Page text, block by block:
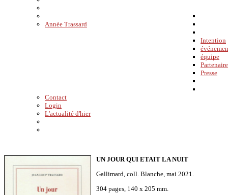
Année Trassard
Intention
équipe
Presse
Contact
Login
L'actualité d'hier
UN JOUR QUI ETAIT LA NUIT
Gallimard, coll. Blanche, mai 2021.
304 pages, 140 x 205 mm.